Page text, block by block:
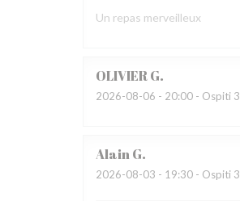
Un repas merveilleux
OLIVIERG
2026-08-06 - 20:00 - Ospiti 3
AlainG
2026-08-03 - 19:30 - Ospiti 3